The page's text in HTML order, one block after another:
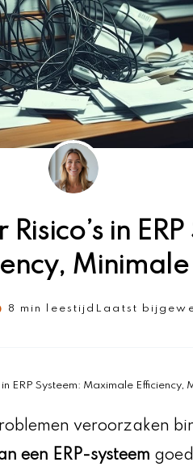
in
8 min leestijd Laatst
ERP Systeem: Maximale Efficiency,
veroorzaken
een ERP-systeem